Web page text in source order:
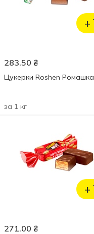
+
283.50 ₴
Цукерки Roshen Ромашка
за 1 кг
+
271.00 ₴